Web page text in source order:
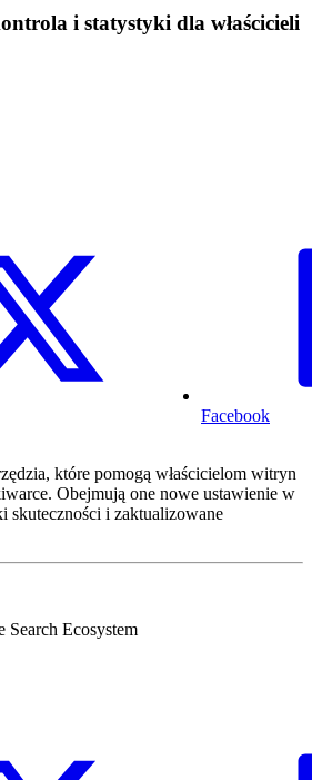
i statystyki dla właścicieli
Facebook
które pomogą właścicielom witryn
Obejmują one nowe ustawienie w
skuteczności i zaktualizowane
Search Ecosystem